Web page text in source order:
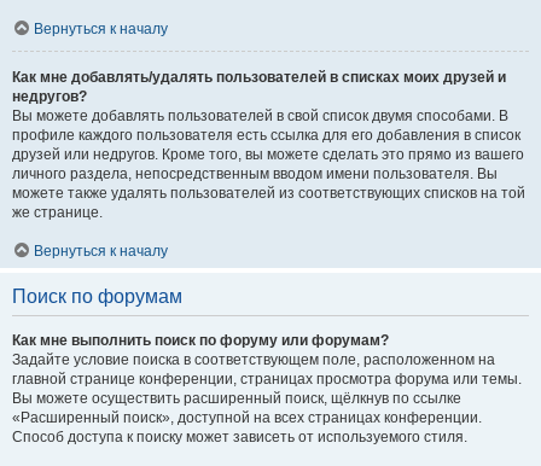
Вернуться к началу
Как мне добавлять/удалять пользователей в списках моих друзей и
недругов?
Вы можете добавлять пользователей в свой список двумя способами. В
профиле каждого пользователя есть ссылка для его добавления в список
друзей или недругов. Кроме того, вы можете сделать это прямо из вашего
личного раздела, непосредственным вводом имени пользователя. Вы
можете также удалять пользователей из соответствующих списков на той
же странице.
Вернуться к началу
Поиск по форумам
Как мне выполнить поиск по форуму или форумам?
Задайте условие поиска в соответствующем поле, расположенном на
главной странице конференции, страницах просмотра форума или темы.
Вы можете осуществить расширенный поиск, щёлкнув по ссылке
«Расширенный поиск», доступной на всех страницах конференции.
Способ доступа к поиску может зависеть от используемого стиля.